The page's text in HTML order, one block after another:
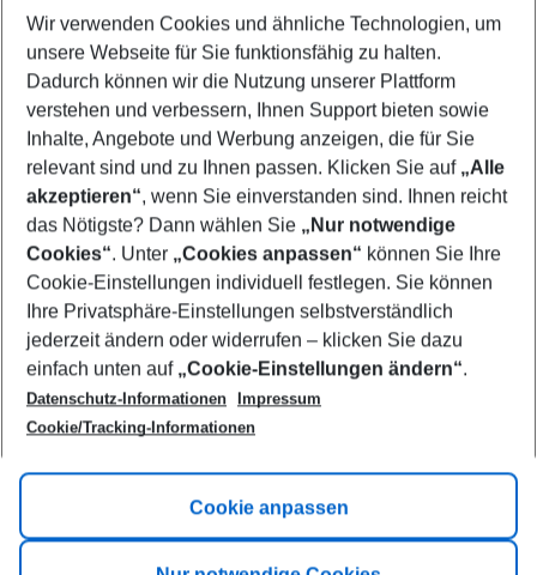
Select your date range
12/08/26–10/08/27 5-8 nights
Who will travel
2 adults No children
Show more filter
Footer
Footer navigation
Title A
Link A
Wir verwenden Cookies und ähnliche Technologien, um
unsere Webseite für Sie funktionsfähig zu halten.
Dadurch können wir die Nutzung unserer Plattform
verstehen und verbessern, Ihnen Support bieten sowie
Inhalte, Angebote und Werbung anzeigen, die für Sie
relevant sind und zu Ihnen passen. Klicken Sie auf „Alle
akzeptieren“, wenn Sie einverstanden sind. Ihnen reicht
das Nötigste? Dann wählen Sie „Nur notwendige
Cookies“. Unter „Cookies anpassen“ können Sie Ihre
Cookie-Einstellungen individuell festlegen. Sie können
Ihre Privatsphäre-Einstellungen selbstverständlich
jederzeit ändern oder widerrufen – klicken Sie dazu
einfach unten auf „Cookie-Einstellungen ändern“.
Datenschutz-Informationen
Impressum
Cookie/Tracking-Informationen
Cookie anpassen